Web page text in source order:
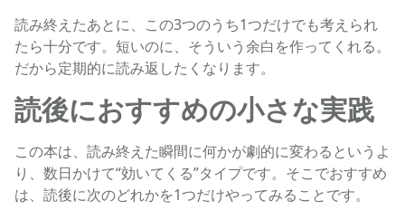
読み終えたあとに、この3つのうち1つだけでも考えられ
たら十分です。短いのに、そういう余白を作ってくれる。
だから定期的に読み返したくなります。
読後におすすめの小さな実践
この本は、読み終えた瞬間に何かが劇的に変わるというよ
り、数日かけて“効いてくる”タイプです。そこでおすすめ
は、読後に次のどれかを1つだけやってみることです。